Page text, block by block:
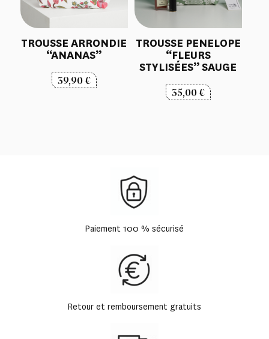
TROUSSE ARRONDIE
“ANANAS”
39,90€
TROUSSE PENELOPE
“FLEURS
STYLISÉES” SAUGE
35,00€
Paiement 100 % sécurisé
Retour et remboursement gratuits